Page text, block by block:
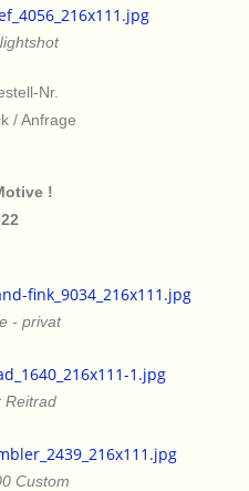
Nr.
/ Anfrage
!
- privat
Reitrad
Custom